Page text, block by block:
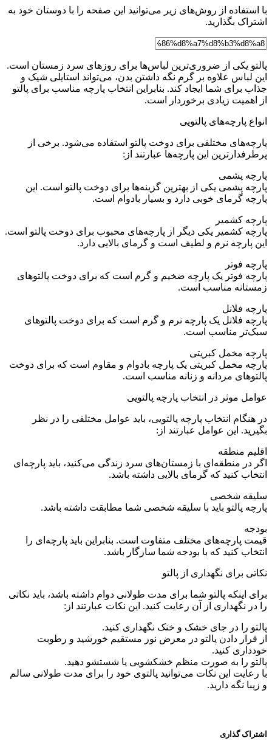
با استفاده از روش‌های زیر می‌توانید این صفحه را با دوستان خود به
اشتراک بگذارید.
پالتو یکی از ضروری‌ترین لباس‌ها برای روزهای سرد زمستان است.
این لباس علاوه بر گرم نگه داشتن بدن، می‌تواند استایلی شیک و
جذاب برای شما ایجاد کند. بنابراین انتخاب پارچه مناسب برای پالتو
از اهمیت زیادی برخوردار است.
انواع پارچه‌های پالتویی
پارچه‌های مختلفی برای دوخت پالتو استفاده می‌شود. برخی از
پرطرفدارترین این پارچه‌ها عبارتند از:
پارچه پشمی
پارچه پشمی یکی از بهترین گزینه‌ها برای دوخت پالتو است. این
پارچه گرمای خوبی دارد و بسیار بادوام است.
پارچه کشمیر
پارچه کشمیر یکی دیگر از پارچه‌های محبوب برای دوخت پالتو است.
این پارچه نرم و لطیف است و گرمای بالایی دارد.
پارچه فوتر
پارچه فوتر یک پارچه ضخیم و گرم است که برای دوخت پالتوهای
زمستانه مناسب است.
پارچه فلانل
پارچه فلانل یک پارچه نرم و گرم است که برای دوخت پالتوهای
سبک‌تر مناسب است.
پارچه مخمل کبریتی
پارچه مخمل کبریتی یک پارچه بادوام و مقاوم است که برای دوخت
پالتوهای مردانه و زنانه مناسب است.
عوامل موثر در انتخاب پارچه پالتویی
در هنگام انتخاب پارچه پالتویی، باید عوامل مختلفی را در نظر
بگیرید. این عوامل عبارتند از:
اقلیم منطقه
اگر در منطقه‌ای با زمستان‌های سرد زندگی می‌کنید، باید پارچه‌ای
انتخاب کنید که گرمای بالایی داشته باشد.
سلیقه شخصی
پارچه پالتو باید با سلیقه شخصی شما مطابقت داشته باشد.
بودجه
قیمت پارچه‌های مختلف متفاوت است. بنابراین باید پارچه‌ای را
انتخاب کنید که با بودجه شما سازگار باشد.
نکاتی برای نگهداری از پالتو
برای اینکه پالتو شما برای مدت طولانی دوام داشته باشد، باید نکاتی
را در نگهداری از آن رعایت کنید. این نکات عبارتند از:
پالتو را در جای خشک و خنک نگهداری کنید.
از قرار دادن پالتو در معرض نور مستقیم خورشید و رطوبت
خودداری کنید.
پالتو را به صورت منظم خشکشویی یا شستشو دهید.
با رعایت این نکات می‌توانید پالتوی خود را برای مدت طولانی سالم
و زیبا نگه دارید.
اشتراک گذاری